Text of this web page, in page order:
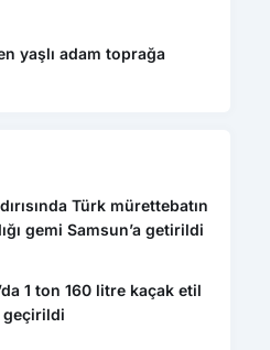
yaşlı adam toprağa
Türk mürettebatın
gemi Samsun’a getirildi
1 ton 160 litre kaçak etil
geçirildi